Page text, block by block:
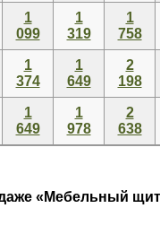
1
099
1
319
1
758
1
374
1
649
2
198
1
649
1
978
2
638
«Мебельный